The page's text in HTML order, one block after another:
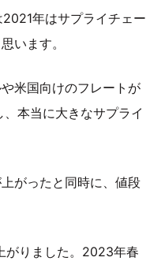
年はサプライチェー
います。
米国向けのフレートが
本当に大きなサプライ
がったと同時に、値段
がりました。2023年春